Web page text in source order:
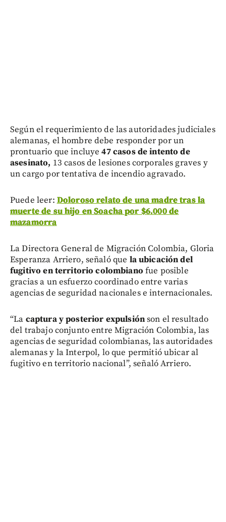
Según el requerimiento de las autoridades judiciales
alemanas, el hombre debe responder por un
prontuario que incluye 47 casos de intento de
asesinato, 13 casos de lesiones corporales graves y
un cargo por tentativa de incendio agravado.
Puede leer: Doloroso relato de una madre tras la
muerte de su hijo en Soacha por $6.000 de
mazamorra
La Directora General de Migración Colombia, Gloria
Esperanza Arriero, señaló que la ubicación del
fugitivo en territorio colombiano fue posible
gracias a un esfuerzo coordinado entre varias
agencias de seguridad nacionales e internacionales.
“La captura y posterior expulsiónson el resultado
del trabajo conjunto entre Migración Colombia, las
agencias de seguridad colombianas, las autoridades
alemanas y la Interpol, lo que permitió ubicar al
fugitivo en territorio nacional”, señaló Arriero.